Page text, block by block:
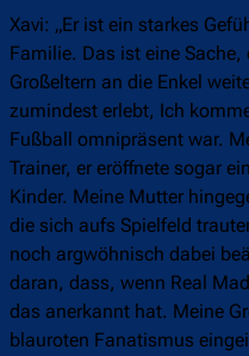
Xavi: „Er ist ein starkes
Familie. Das ist eine
Großeltern an die Enkel
zumindest erlebt, Ich
Fußball omnipräsent war.
Trainer, er eröffnete sogar
Kinder. Meine Mutter
die sich aufs Spielfeld
noch argwöhnisch dabei
daran, dass, wenn Real
das anerkannt hat. Meine
blauroten Fanatismus